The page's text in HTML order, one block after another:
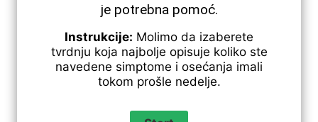
je potrebna pomoć.
Instrukcije: Molimo da izaberete
tvrdnju koja najbolje opisuje koliko ste
navedene simptome i osećanja imali
tokom prošle nedelje.